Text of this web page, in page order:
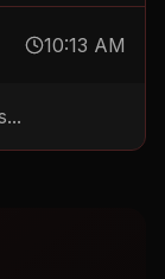
10:13 AM